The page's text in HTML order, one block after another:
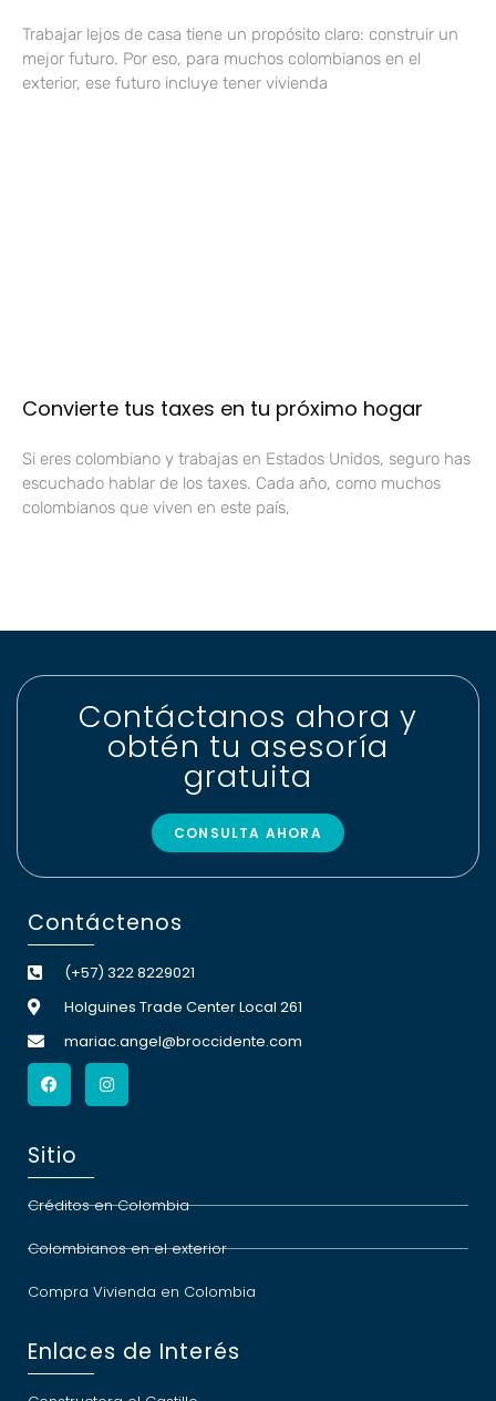
Trabajar lejos de casa tiene un propósito claro: construir un
mejor futuro. Por eso, para muchos colombianos en el
exterior, ese futuro incluye tener vivienda
Convierte tus taxes en tu próximo hogar
Si eres colombiano y trabajas en Estados Unidos, seguro has
escuchado hablar de los taxes. Cada año, como muchos
colombianos que viven en este país,
Contáctanos ahora y
obtén tu asesoría
gratuita
CONSULTA AHORA
Contáctenos
(+57) 322 8229021
Holguines Trade Center Local 261
mariac.angel@broccidente.com
Sitio
Créditos en Colombia
Colombianos en el exterior
Compra Vivienda en Colombia
Enlaces de Interés